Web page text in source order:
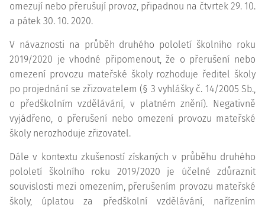
omezují nebo přerušují provoz, připadnou na čtvrtek 29. 10.
a pátek 30. 10. 2020.
V návaznosti na průběh druhého pololetí školního roku
2019/2020 je vhodné připomenout, že o přerušení nebo
omezení provozu mateřské školy rozhoduje ředitel školy
po projednání se zřizovatelem (§ 3 vyhlášky č. 14/2005 Sb.,
o předškolním vzdělávání, v platném znění). Negativně
vyjádřeno, o přerušení nebo omezení provozu mateřské
školy nerozhoduje zřizovatel.
Dále v kontextu zkušeností získaných v průběhu druhého
pololetí školního roku 2019/2020 je účelné zdůraznit
souvislosti mezi omezením, přerušením provozu mateřské
školy, úplatou za předškolní vzdělávání, nařízením